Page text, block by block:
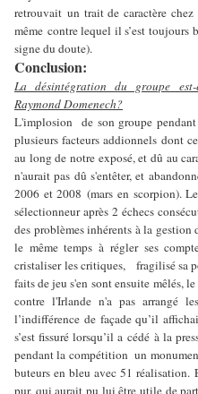
retrouvait un trait de caractère
même contre lequel il s’est toujours
signe du doute).
Conclusion:
La désintégration du groupe
Raymond Domenech?
L'implosion de son groupe
plusieurs facteurs addionnels dont
au long de notre exposé, et dû au
n'aurait pas dû s'entêter, et
2006 et 2008 (mars en scorpion).
sélectionneur après 2 échecs
des problèmes inhérents à la
le même temps à régler ses
cristaliser les critiques, fragilisé sa
faits de jeu s'en sont ensuite mêlés,
contre l'Irlande n'a pas arrangé
l’indifférence de façade qu’il
s’est fissuré lorsqu’il a cédé à la
pendant la compétition un
buteurs en bleu avec 51
pur, qui aurait pu lui être utile de